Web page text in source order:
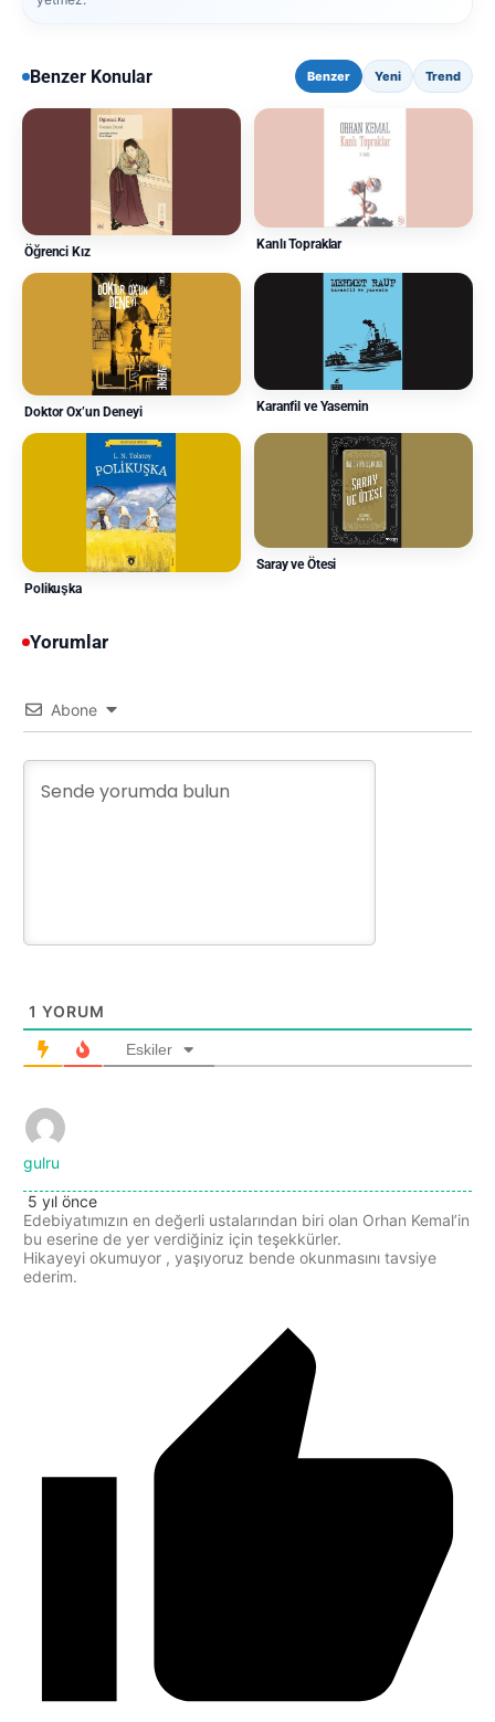
Benzer Konular Benzer Yeni Trend
Öğrenci Kız
Kanlı Topraklar
Doktor Ox’un Deneyi Karanfil ve Yasemin
Polikuşka
Saray ve Ötesi
Yorumlar
Abone
1 YORUM
Eskiler
gulru
5 yıl önce
Edebiyatımızın en değerli ustalarından biri olan Orhan Kemal’in
bu eserine de yer verdiğiniz için teşekkürler.
Hikayeyi okumuyor , yaşıyoruz bende okunmasını tavsiye
ederim.